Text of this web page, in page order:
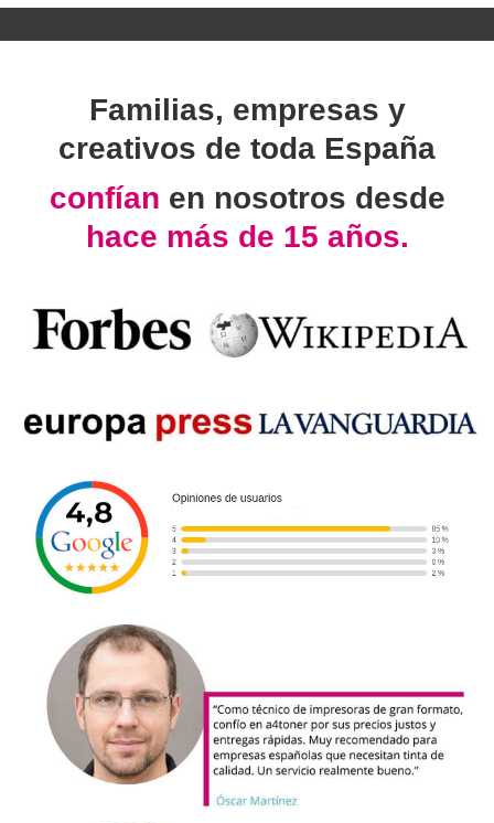
Familias, empresas y
creativos de toda España
confían en nosotros desde
hace más de 15 años.